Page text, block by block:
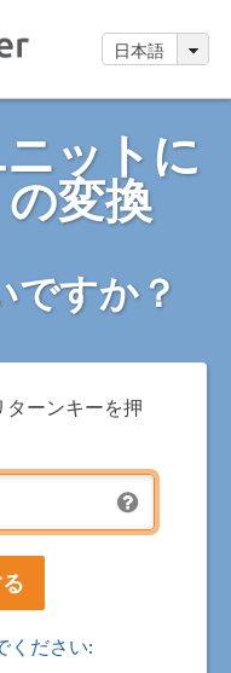
日本語
ットに
変換
ですか？
ーンキーを押
ください: